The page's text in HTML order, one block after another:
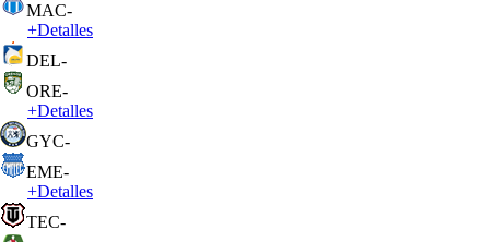
MAC-
+Detalles
DEL-
ORE-
+Detalles
GYC-
EME-
+Detalles
TEC-